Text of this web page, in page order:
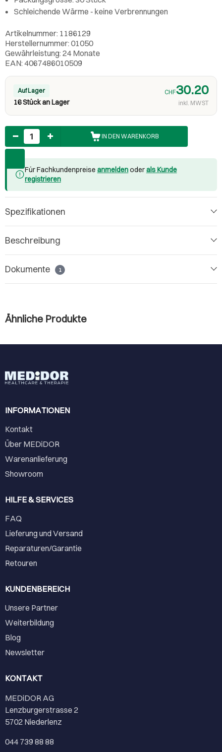
Schleichende Wärme - keine Verbrennungen
Artikelnummer: 1186129
Herstellernummer: 01050
Gewährleistung: 24 Monate
EAN: 4067486010509
Auf Lager
16 Stück an Lager
CHF30.20
inkl. MWST
Anzahl
IN DEN WARENKORB
Für Fachkundenpreise anmeldenoderals Kunde
registrieren
Spezifikationen
Beschreibung
Dokumente 1
Ähnliche Produkte
INFORMATIONEN
Kontakt
Über MEDiDOR
Warenanlieferung
Showroom
HILFE & SERVICES
FAQ
Lieferung und Versand
Reparaturen/Garantie
Retouren
KUNDENBEREICH
Unsere Partner
Weiterbildung
Blog
Newsletter
KONTAKT
MEDiDOR AG
Lenzburgerstrasse 2
5702 Niederlenz
044 739 88 88